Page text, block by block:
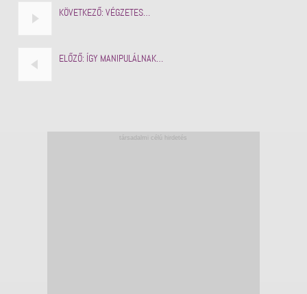
KÖVETKEZŐ: VÉGZETES…
ELŐZŐ: ÍGY MANIPULÁLNAK…
társadalmi célú hirdetés